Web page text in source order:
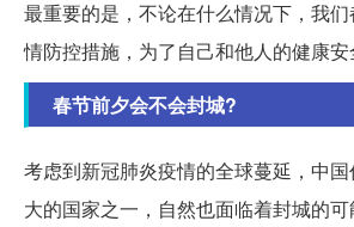
最重要的是，不论在什么情况下，我
情防控措施，为了自己和他人的健康安
春节前夕会不会封城?
考虑到新冠肺炎疫情的全球蔓延，中
大的国家之一，自然也面临着封城的